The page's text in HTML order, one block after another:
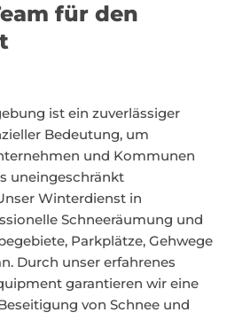
für den
ist ein zuverlässiger
Bedeutung, um
und Kommunen
uneingeschränkt
Winterdienst in
Schneeräumung und
Parkplätze, Gehwege
Durch unser erfahrenes
garantieren wir eine
von Schnee und